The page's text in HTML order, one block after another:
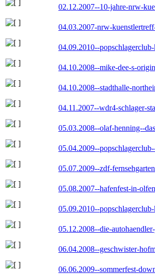
02.12.2007--10-jahre-nrw-
04.03.2007-nrw-
04.09.2010--
04.10.2008--mike-dee-s-
04.10.2008--stadthalle-
04.11.2007--wdr4-schlager-
05.03.2008--olaf-henning--
05.04.2009--
05.07.2009--zdf-
05.08.2007--hafenfest-in-
05.09.2010--
05.12.2008--die-
06.04.2008--geschwister-
06.06.2009--sommerfest-